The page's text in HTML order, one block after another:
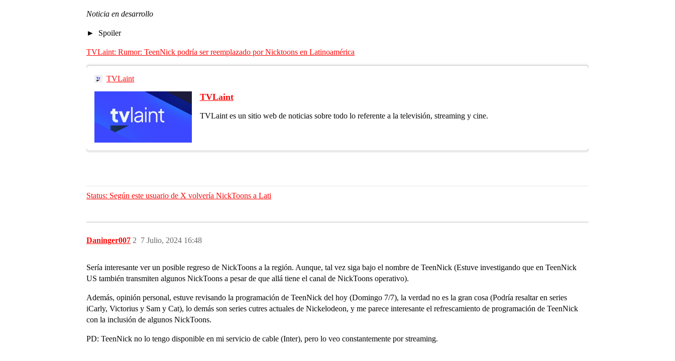
Noticia en desarrollo
Spoiler
TVLaint: Rumor: TeenNick podría ser reemplazado por Nicktoons en Latinoamérica
TVLaint
TVLaint
TVLaint es un sitio web de noticias sobre todo lo referente a la televisión, streaming y cine.
Status: Según este usuario de X volvería NickToons a Lati
Daninger007 7 Julio, 2024 16:48
2
Sería interesante ver un posible regreso de NickToons a la región. Aunque, tal vez siga bajo el nombre de TeenNick (Estuve investigando que en TeenNick
US también transmiten algunos NickToons a pesar de que allá tiene el canal de NickToons operativo).
Además, opinión personal, estuve revisando la programación de TeenNick del hoy (Domingo 7/7), la verdad no es la gran cosa (Podría resaltar en series
iCarly, Victorius y Sam y Cat), lo demás son series cutres actuales de Nickelodeon, y me parece interesante el refrescamiento de programación de TeenNick
con la inclusión de algunos NickToons.
PD: TeenNick no lo tengo disponible en mi servicio de cable (Inter), pero lo veo constantemente por streaming.